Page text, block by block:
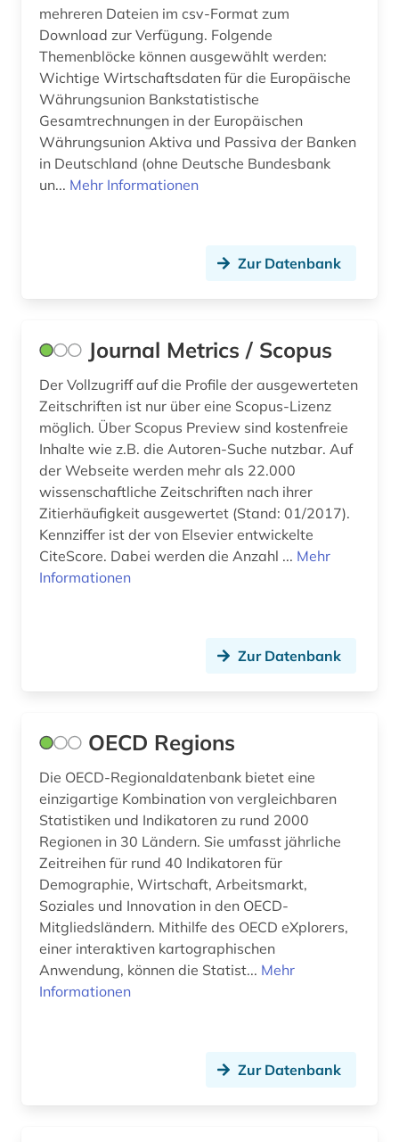
geburt (1)
gemeinde (1)
gemeinschaft unabhängiger staaten (1)
geographie (2)
geometrie (1)
geschichte 1948 - 1997 (1)
gesellschaft (3)
gesellschaftswissenschaften (1)
gesundheit (6)
gesundheitsberichterstattung (1)
gesundheitsindikator (2)
graphische darstellung (1)
griechenland (1)
großbritannien (2)
grundsicherung für arbeitsuchende (1)
gus (1)
handbuch (1)
handel (16)
harmonisiertes system zur bezeichnung und
mehreren Dateien im csv-Format zum
Download zur Verfügung. Folgende
Themenblöcke können ausgewählt werden:
Wichtige Wirtschaftsdaten für die Europäische
Währungsunion Bankstatistische
Gesamtrechnungen in der Europäischen
Währungsunion Aktiva und Passiva der Banken
in Deutschland (ohne Deutsche Bundesbank
un... Mehr Informationen
Zur Datenbank
Journal Metrics / Scopus
Der Vollzugriff auf die Profile der ausgewerteten
Zeitschriften ist nur über eine Scopus-Lizenz
möglich. Über Scopus Preview sind kostenfreie
Inhalte wie z.B. die Autoren-Suche nutzbar. Auf
der Webseite werden mehr als 22.000
wissenschaftliche Zeitschriften nach ihrer
Zitierhäufigkeit ausgewertet (Stand: 01/2017).
Kennziffer ist der von Elsevier entwickelte
CiteScore. Dabei werden die Anzahl ... Mehr
Informationen
Zur Datenbank
OECD Regions
Die OECD-Regionaldatenbank bietet eine
einzigartige Kombination von vergleichbaren
Statistiken und Indikatoren zu rund 2000
Regionen in 30 Ländern. Sie umfasst jährliche
Zeitreihen für rund 40 Indikatoren für
Demographie, Wirtschaft, Arbeitsmarkt,
Soziales und Innovation in den OECD-
Mitgliedsländern. Mithilfe des OECD eXplorers,
einer interaktiven kartographischen
Anwendung, können die Statist... Mehr
Informationen
Zur Datenbank